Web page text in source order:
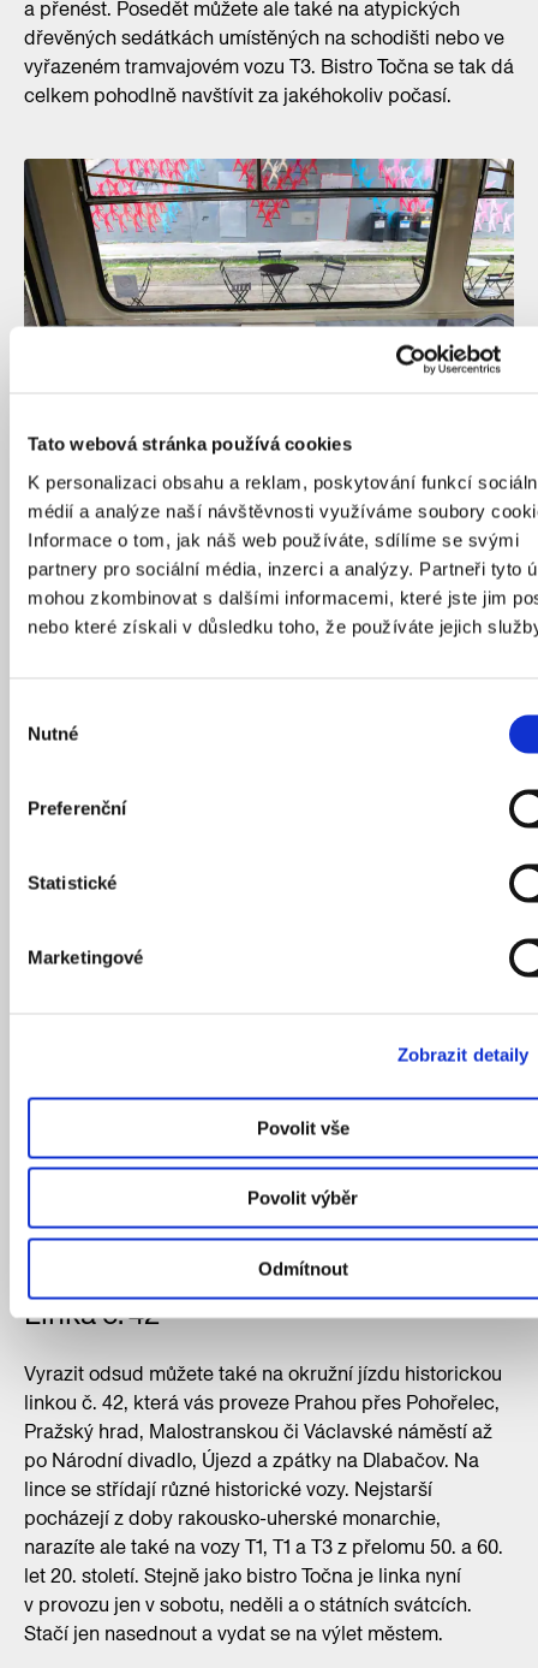
Tato webová stránka používá cookies
K personalizaci obsahu a reklam, poskytování funkcí
médií a analýze naší návštěvnosti využíváme soubory
Informace o tom, jak náš web používáte, sdílíme se svými
partnery pro sociální média, inzerci a analýzy. Partneři tyto
mohou zkombinovat s dalšími informacemi, které jste jim
nebo které získali v důsledku toho, že používáte jejich
souhlasu
Nutné
Preferenční
Statistické
Marketingové
Zobrazit detaily
Povolit vše
Povolit výběr
Odmítnout
a přenést. Posedět můžete ale také na atypických
dřevěných sedátkách umístěných na schodišti nebo ve
vyřazeném tramvajovém vozu T3. Bistro Točna se tak dá
celkem pohodlně navštívit za jakéhokoliv počasí.
Schovat před deštěm se můžete třeba ve vyřazené tramvaji T3,
stojící na prostřední koleji smyčky.
Zdroj: Magistrát hl. m. Prahy
Klíčovým vizuálním prvkem tramvajové smyčky
červenou barvou, která ji historicky odlišuje od
Ještě nedávno ji hrozila demolice. Teď slouží jako spojnice
Zdroj: IPR Praha
Linka č. 42
Vyrazit odsud můžete také na okružní jízdu historickou
linkou č. 42, která vás proveze Prahou přes Pohořelec,
Pražský hrad, Malostranskou či Václavské náměstí až
po Národní divadlo, Újezd a zpátky na Dlabačov. Na
lince se střídají různé historické vozy. Nejstarší
pocházejí z doby rakousko-uherské monarchie,
narazíte ale také na vozy T1, T1 a T3 z přelomu 50. a 60.
let 20. století. Stejně jako bistro Točna je linka nyní
v provozu jen v sobotu, neděli a o státních svátcích.
Stačí jen nasednout a vydat se na výlet městem.